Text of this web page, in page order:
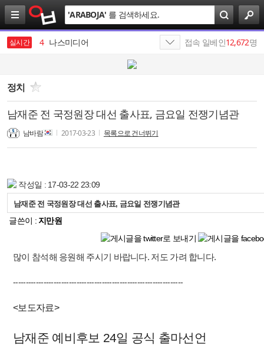
검
색
'ARABOJA' 를 검색하세요.
실시간
3 SK
4 나스미디어
6
7 SK텔레콤
8 SK이노베이션
9 엔비디아
1 19
접속 일베인12,672명
정치
남재준 전 국정원장 대선 출사표, 금요일 전쟁기념관
남바람 2017-03-23 목록으로 건너뛰기
작성일 : 17-03-22 23:09
남재준 전 국정원장 대선 출사표, 금요일 전쟁기념관
글쓴이 : 지만원
많이 참석해 응원해 주시기 바랍니다. 저도 가려 합니다.
-------------------------------------------------------------------
<보도자료>
남재준 예비후보 24일 공식 출마선언